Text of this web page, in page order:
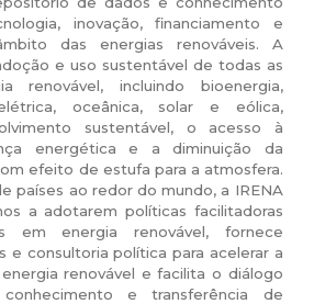
inovação, financiamento e
das energias renováveis. A
e uso sustentável de todas as
renovável, incluindo bioenergia,
oceânica, solar e eólica,
sustentável, o acesso à
energética e a diminuição da
efeito de estufa para a atmosfera.
países ao redor do mundo, a IRENA
a adotarem políticas facilitadoras
em energia renovável, fornece
e consultoria política para acelerar a
renovável e facilita o diálogo
e transferência de